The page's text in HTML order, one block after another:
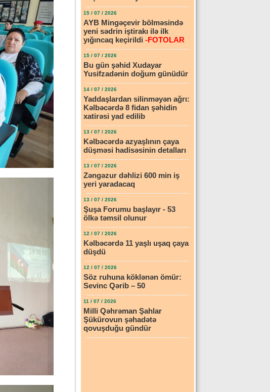
15 / 07 / 2026
AYB Mingəçevir bölməsində
yeni sədrin iştirakı ilə ilk
yığıncaq keçirildi -FOTOLAR
15 / 07 / 2026
Bu gün şəhid Xudayar
Yusifzadənin doğum günüdür
14 / 07 / 2026
Yaddaşlardan silinməyən ağrı:
Kəlbəcərdə 8 fidan şəhidin
xatirəsi yad edilib
13 / 07 / 2026
Kəlbəcərdə azyaşlının çaya
düşməsi hadisəsinin detalları
13 / 07 / 2026
Zəngəzur dəhlizi 600 min iş
yeri yaradacaq
13 / 07 / 2026
Şuşa Forumu başlayır - 53
ölkə təmsil olunur
12 / 07 / 2026
Kəlbəcərdə 11 yaşlı uşaq çaya
düşdü
12 / 07 / 2026
Söz ruhuna köklənən ömür:
Sevinc Qərib – 50
11 / 07 / 2026
Milli Qəhrəman Şahlar
Şükürovun şəhadətə
qovuşduğu gündür